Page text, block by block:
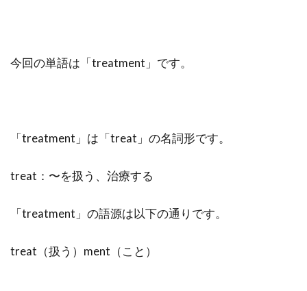
今回の単語は「treatment」です。
「treatment」は「treat」の名詞形です。
treat：〜を扱う、治療する
「treatment」の語源は以下の通りです。
treat（扱う）ment（こと）